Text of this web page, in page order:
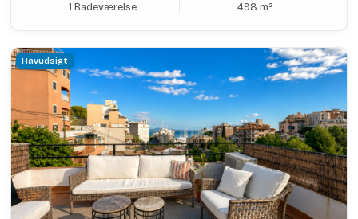
1 Badeværelse 498 m²
Havudsigt